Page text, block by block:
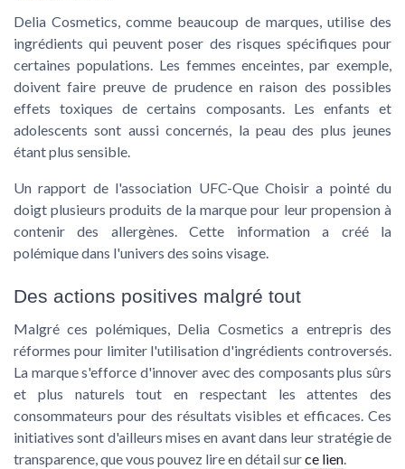
Delia Cosmetics, comme beaucoup de marques, utilise des
ingrédients qui peuvent poser des risques spécifiques pour
certaines populations. Les femmes enceintes , par exemple,
doivent faire preuve de prudence en raison des possibles
effets toxiques de certains composants. Les enfants et
adolescents sont aussi concernés, la peau des plus jeunes
étant plus sensible.
Un rapport de l'association UFC-Que Choisir a pointé du
doigt plusieurs produits de la marque pour leur propension à
contenir des allergènes . Cette information a créé la
polémique dans l'univers des soins visage.
Des actions positives malgré tout
Malgré ces polémiques, Delia Cosmetics a entrepris des
réformes pour limiter l'utilisation d'ingrédients controversés.
La marque s'efforce d'innover avec des composants plus sûrs
et plus naturels tout en respectant les attentes des
consommateurs pour des résultats visibles et efficaces. Ces
initiatives sont d'ailleurs mises en avant dans leur stratégie de
transparence, que vous pouvez lire en détail surce lien.